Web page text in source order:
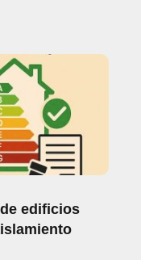
edificios